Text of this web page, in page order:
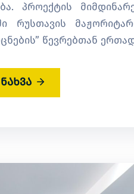
პროექტის
რუსთავის
წევრებთან